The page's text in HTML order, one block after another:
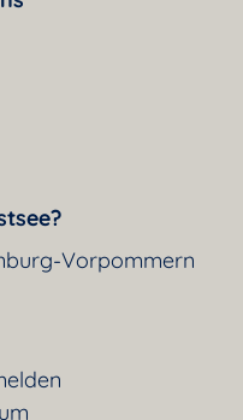
Vorpommern